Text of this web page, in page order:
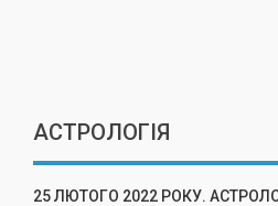
АСТРОЛОГІЯ
25 ЛЮТОГО 2022 РОКУ.